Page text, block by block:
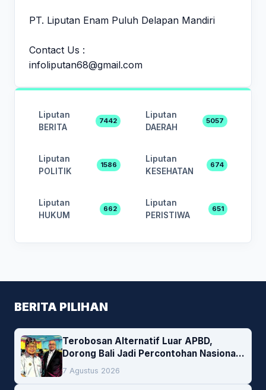
PT. Liputan Enam Puluh Delapan Mandiri
Contact Us :
infoliputan68@gmail.com
Liputan
BERITA
7442
Liputan
DAERAH
5057
Liputan
POLITIK
1586
Liputan
KESEHATAN
674
Liputan
HUKUM
662
Liputan
PERISTIWA
651
BERITA PILIHAN
Terobosan Alternatif Luar APBD,
Dorong Bali Jadi Percontohan Nasional
Pembiayaan Daerah
7 Agustus 2026